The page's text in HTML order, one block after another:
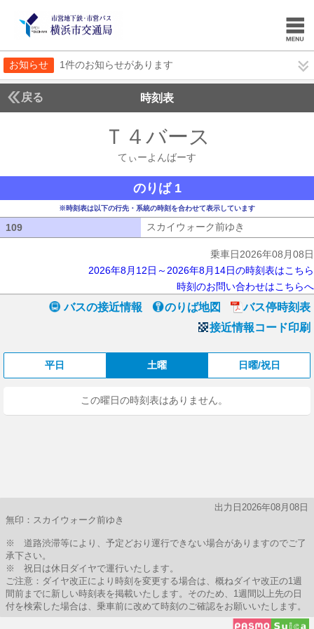
お知らせ 1件のお知らせがあります
戻る 時刻表
Ｔ４バース
てぃーよんばーす
のりば 1
※時刻表は以下の行先・系統の時刻を合わせて表示しています
109 スカイウォーク前ゆき
乗車日2026年08月08日
2026年8月12日～2026年8月14日の時刻表はこちら
時刻のお問い合わせはこちらへ
バスの接近情報 のりば地図
バス停時刻表
接近情報コード印刷
平日 土曜 日曜/祝日
この曜日の時刻表はありません。
出力日2026年08月08日
無印：スカイウォーク前ゆき
※ 道路渋滞等により、予定どおり運行できない場合がありますのでご了
承下さい。
※ 祝日は休日ダイヤで運行いたします。
ご注意：ダイヤ改正により時刻を変更する場合は、概ねダイヤ改正の1週
間前までに新しい時刻表を掲載いたします。そのため、1週間以上先の日
付を検索した場合は、乗車前に改めて時刻のご確認をお願いいたします。